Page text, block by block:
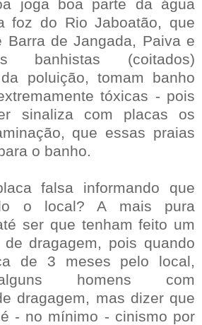
joga boa parte da água
foz do Rio Jaboatão, que
Barra de Jangada, Paiva e
banhistas (coitados)
poluição, tomam banho
tóxicas - pois
sinaliza com placas os
que essas praias
o banho.
falsa informando que
o local? A mais pura
ser que tenham feito um
dragagem, pois quando
de 3 meses pelo local,
homens com
dragagem, mas dizer que
- no mínimo - cinismo por